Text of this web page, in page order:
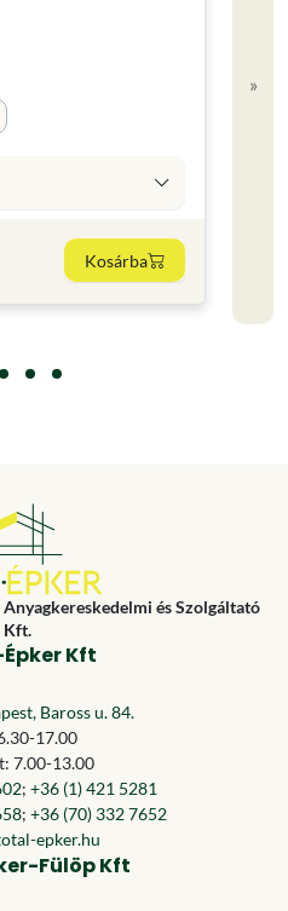
Kosárba
»
és Szolgáltató
Kft.
Kft
Baross u. 84.
17.00
7.00-13.00
; +36 (1) 421 5281
; +36 (70) 332 7652
epker.hu
Fülöp Kft